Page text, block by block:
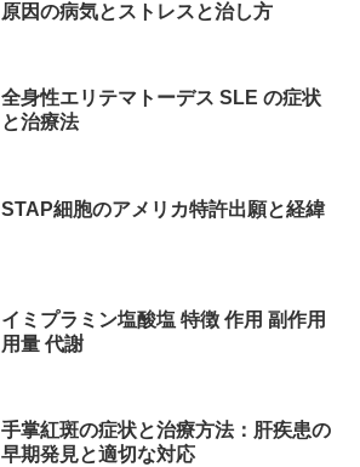
原因の病気とストレスと治し方
全身性エリテマトーデス SLE の症状
と治療法
STAP細胞のアメリカ特許出願と経緯
イミプラミン塩酸塩 特徴 作用 副作用
用量 代謝
手掌紅斑の症状と治療方法：肝疾患の
早期発見と適切な対応